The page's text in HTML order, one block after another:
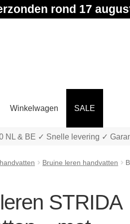
rond 17
Winkelwagen SALE
NL & BE ✓ Snelle levering ✓
Bruine leren handvatten
STRIDA